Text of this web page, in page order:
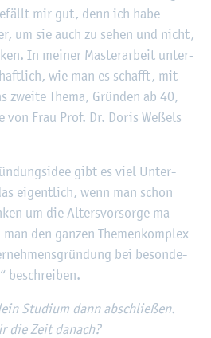
mir gut, denn ich habe
um sie auch zu sehen und nicht,
In mei­ner Mas­ter­ar­beit un­ter­
wie man es schafft, mit
zwei­te Thema, Grün­den ab 40,
Frau Prof. Dr. Doris We­ßels
gibt es viel Un­ter­
ei­gent­lich, wenn man schon
um die Al­ters­vor­sor­ge ma­
den gan­zen The­men­kom­plex
bei be­son­de­
be­schrei­ben.
Stu­di­um dann ab­schlie­ßen.
die Zeit da­nach?